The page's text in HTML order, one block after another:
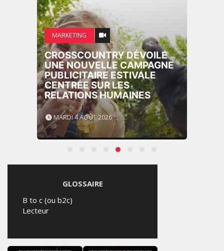
MARKETING
CROSSCOUNTRY DÉVOILE
UNE NOUVELLE CAMPAGNE
PUBLICITAIRE ESTIVALE
CENTRÉE SUR LES
RELATIONS HUMAINES
MARDI 4 AOÛT 2026
GLOSSAIRE
B to c (ou b2c)
Lecteur